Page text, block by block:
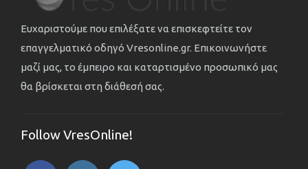
Ευχαριστούμε που επιλέξατε να επισκεφτείτε τον
επαγγελματικό οδηγό Vresonline.gr. Επικοινωνήστε
μαζί μας, το έμπειρο και καταρτισμένο προσωπικό μας
θα βρίσκεται στη διάθεσή σας.
Follow VresOnline!